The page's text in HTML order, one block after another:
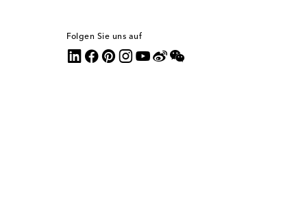
Folgen Sie uns auf